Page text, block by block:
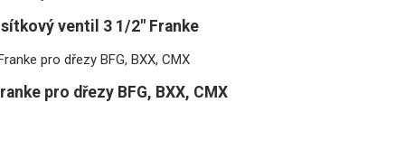
ventil 3 1/2" Franke
pro dřezy BFG, BXX, CMX